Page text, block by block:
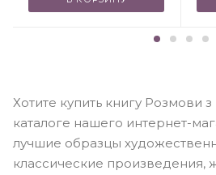
Хотите купить книгу Розмови
каталоге нашего интернет-
лучшие образцы
классические произведения,